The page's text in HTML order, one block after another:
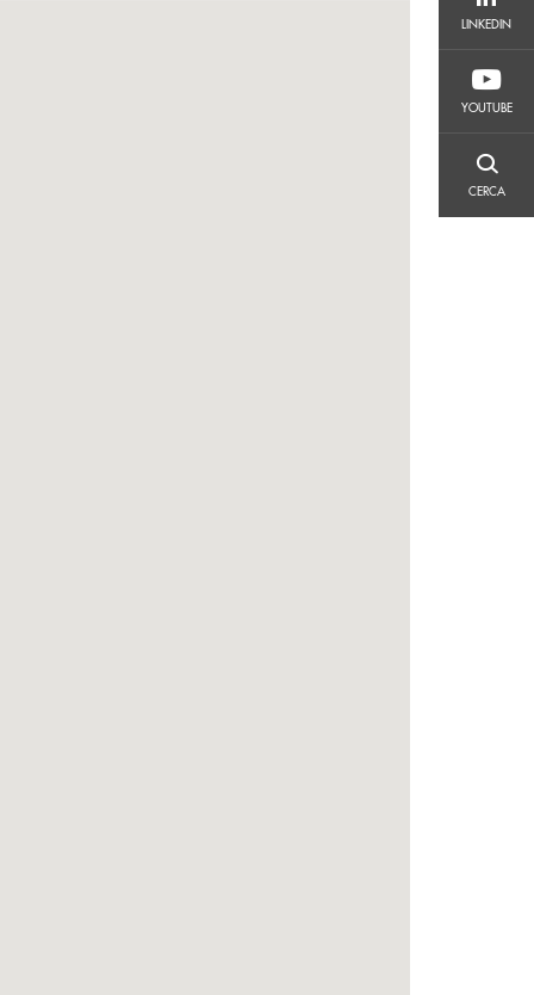
LINKEDIN
LINKEDIN
YOUTUBE
CERCA